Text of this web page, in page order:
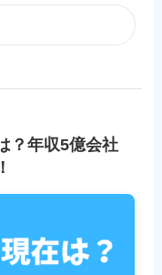
？年収5億会社